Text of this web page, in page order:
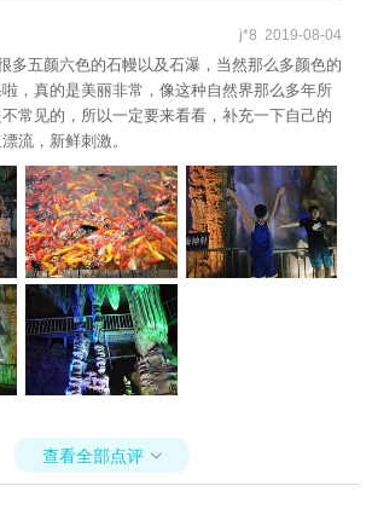
j*8 2019-08-04
多五颜六色的石幔以及石瀑，当然那么多颜色的
，真的是美丽非常，像这种自然界那么多年所
常见的，所以一定要来看看，补充一下自己的
流，新鲜刺激。
查看全部点评 